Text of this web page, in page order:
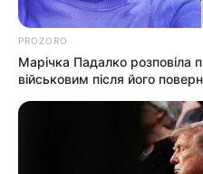
PROZORO
Марічка Падалко розповіла
військовим після його